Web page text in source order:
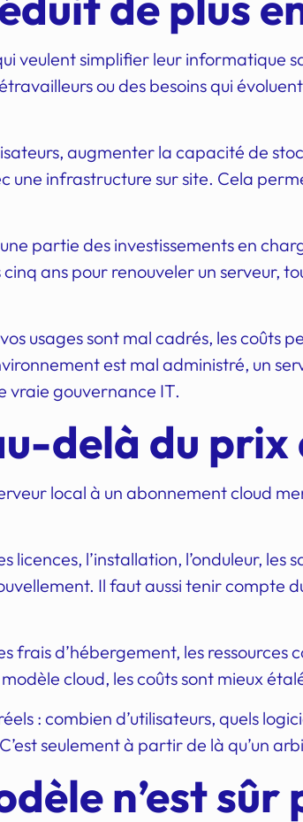
veulent simplifier leur informatique
ou des besoins qui
augmenter la capacité de
infrastructure sur site. Cela
partie des investissements en
ans pour renouveler un serveur,
usages sont mal cadrés, les coûts
est mal administré, un
vraie gouvernance IT.
delà du prix
local à un abonnement cloud
l’installation, l’onduleur, les
Il faut aussi tenir compte
frais d’hébergement, les
cloud, les coûts sont mieux
: combien d’utilisateurs, quels
seulement à partir de là qu’un
n’est